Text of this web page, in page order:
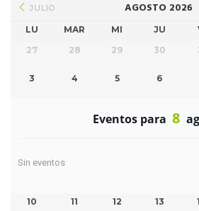
JULIO AGOSTO 2026
LU MAR MI JU
27
28 29 30
3 4 5 6
Eventos para 8
Sin eventos
10 11 12 13